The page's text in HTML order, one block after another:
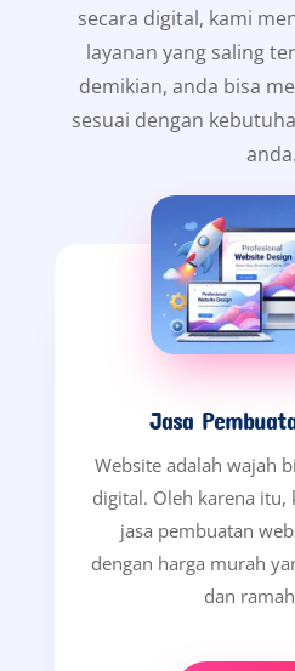
secara digital, kami
layanan yang saling
demikian, anda bisa
sesuai dengan
anda.
Jasa
Website adalah wajah
digital. Oleh karena itu,
jasa pembuatan
dengan harga murah
dan ramah